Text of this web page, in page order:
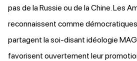
pas de la Russie ou de la Chine. Les
reconnaissent comme
partagent la soi-disant idéologie
favorisent ouvertement leur